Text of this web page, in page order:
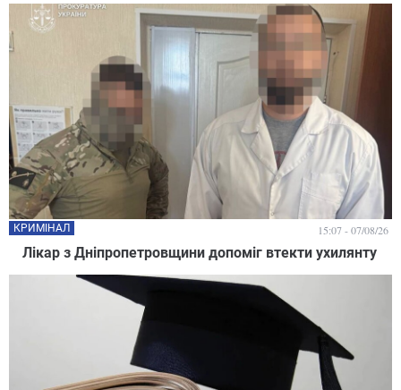
Лікар з Дніпропетровщини допоміг втекти ухилянту
КРИМІНАЛ 15:07 - 07/08/26